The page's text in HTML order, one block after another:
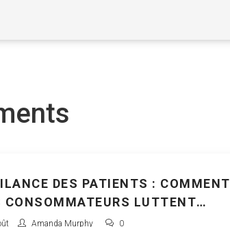
DES PATIENTS : COMMENT
CONSOMMATEURS LUTTENT
LES FAUX MÉDICAMENTS
Amanda Murphy 0